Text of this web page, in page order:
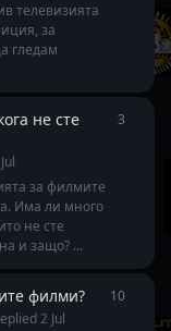
телевизията
за
гледам
не сте
за филмите
Има ли много
не сте
и защо? ...
3
филми?
2 Jul
10